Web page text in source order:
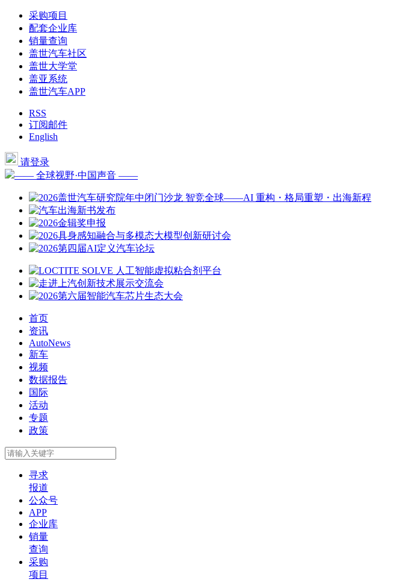
采购项目
配套企业库
销量查询
盖世汽车社区
盖世大学堂
盖亚系统
盖世汽车APP
RSS
订阅邮件
English
请登录
—— 全球视野·中国声音 ——
首页
资讯
AutoNews
新车
视频
数据报告
国际
活动
专题
政策
寻求
报道
公众号
APP
企业库
销量
查询
采购
项目